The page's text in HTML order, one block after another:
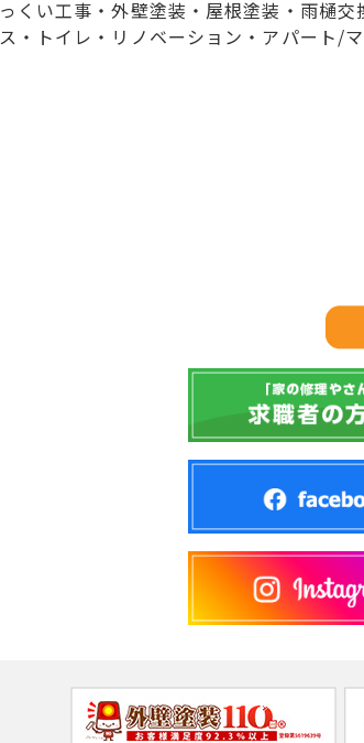
くい工事・外壁塗装・屋根塗装・雨樋
・トイレ・リノベーション・アパート/